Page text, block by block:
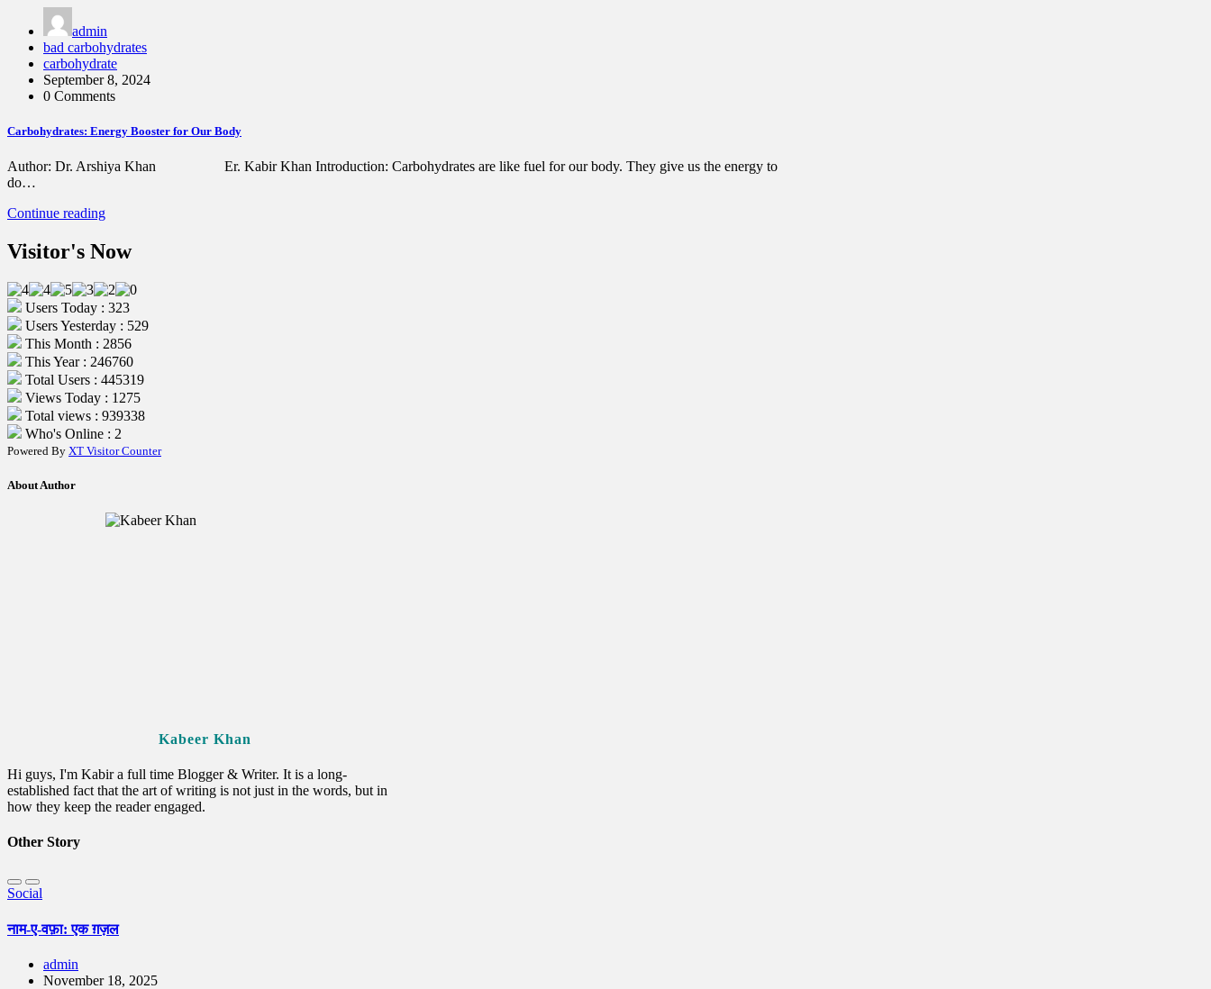
admin
bad carbohydrates
carbohydrate
September 8, 2024
0 Comments
Carbohydrates: Energy Booster for Our Body
Author: Dr. Arshiya Khan Er. Kabir Khan Introduction: Carbohydrates are like fuel for our body. They give us the energy to
do…
Continue reading
Visitor's Now
Users Today : 323
Users Yesterday : 529
This Month : 2856
This Year : 246760
Total Users : 445319
Views Today : 1275
Total views : 939338
Who's Online : 2
Powered By XT Visitor Counter
About Author
Kabeer Khan
Hi guys, I'm Kabir a full time Blogger & Writer. It is a long-
established fact that the art of writing is not just in the words, but in
how they keep the reader engaged.
Other Story
Social
नाम-ए-वफ़ा: एक ग़ज़ल
admin
November 18, 2025